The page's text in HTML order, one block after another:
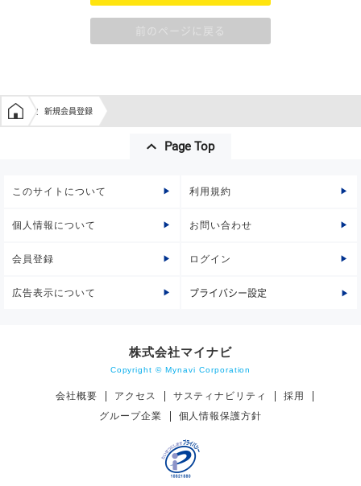
前のページに戻る
学生の窓口トップ
新規会員登録
Page Top
このサイトについて 利用規約
個人情報について お問い合わせ
会員登録 ログイン
広告表示について プライバシー設定
株式会社マイナビ
Copyright © Mynavi Corporation
会社概要 アクセス サスティナビリティ
採用
グループ企業
個人情報保護方針